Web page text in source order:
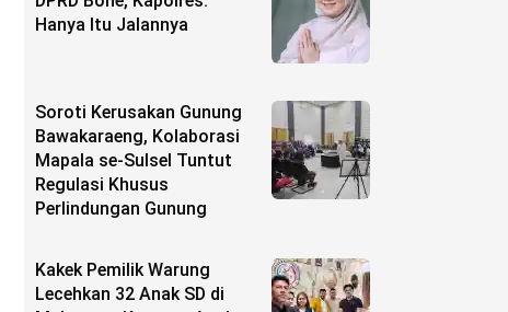
Hanya Itu Jalannya
Soroti Kerusakan Gunung
Bawakaraeng, Kolaborasi
Mapala se-Sulsel Tuntut
Regulasi Khusus
Perlindungan Gunung
Kakek Pemilik Warung
Lecehkan 32 Anak SD di